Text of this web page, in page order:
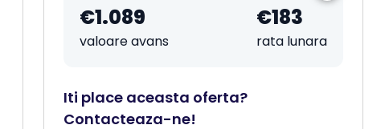
€1.089
valoare avans
€183
rata lunara
Iti place aceasta oferta?
Contacteaza-ne!